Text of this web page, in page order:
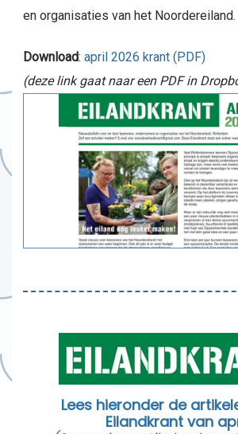
en organisaties van het Noordereiland.
Download: april 2026 krant (PDF)
(deze link gaat naar een PDF in
Lees hieronder de
Eilandkrant van